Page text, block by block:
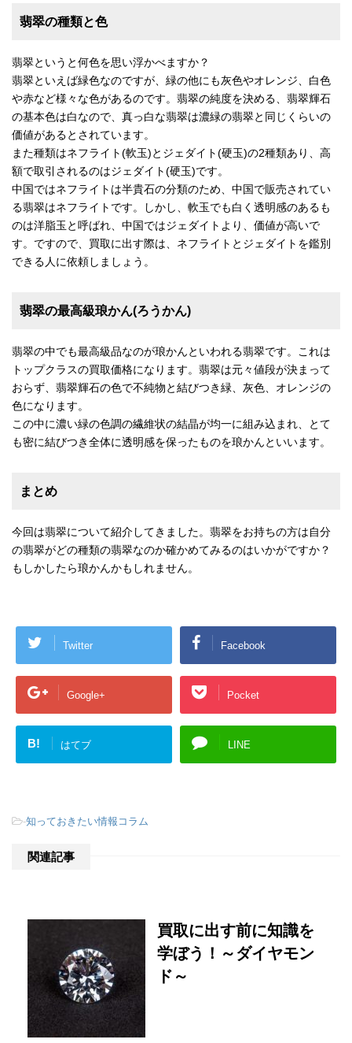
翡翠の種類と色
翡翠というと何色を思い浮かべますか？
翡翠といえば緑色なのですが、緑の他にも灰色やオレンジ、白色
や赤など様々な色があるのです。翡翠の純度を決める、翡翠輝石
の基本色は白なので、真っ白な翡翠は濃緑の翡翠と同じくらいの
価値があるとされています。
また種類はネフライト(軟玉)とジェダイト(硬玉)の2種類あり、高
額で取引されるのはジェダイト(硬玉)です。
中国ではネフライトは半貴石の分類のため、中国で販売されてい
る翡翠はネフライトです。しかし、軟玉でも白く透明感のあるも
のは洋脂玉と呼ばれ、中国ではジェダイトより、価値が高いで
す。ですので、買取に出す際は、ネフライトとジェダイトを鑑別
できる人に依頼しましょう。
翡翠の最高級琅かん(ろうかん)
翡翠の中でも最高級品なのが琅かんといわれる翡翠です。これは
トップクラスの買取価格になります。翡翠は元々値段が決まって
おらず、翡翠輝石の色で不純物と結びつき緑、灰色、オレンジの
色になります。
この中に濃い緑の色調の繊維状の結晶が均一に組み込まれ、とて
も密に結びつき全体に透明感を保ったものを琅かんといいます。
まとめ
今回は翡翠について紹介してきました。翡翠をお持ちの方は自分
の翡翠がどの種類の翡翠なのか確かめてみるのはいかがですか？
もしかしたら琅かんかもしれません。
Twitter Facebook
Google+ Pocket
B! はてブ LINE
-知っておきたい情報コラム
関連記事
買取に出す前に知識を
学ぼう！～ダイヤモン
ド～